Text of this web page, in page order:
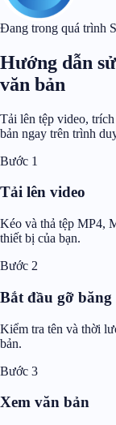
Đang trong quá trình
Hướng dẫn
văn bản
Tải lên tệp video,
bản ngay trên trình
Bước 1
Tải lên video
Kéo và thả tệp MP4,
thiết bị của bạn.
Bước 2
Bắt đầu gỡ băng
Kiểm tra tên và thời
bản.
Bước 3
Xem văn bản